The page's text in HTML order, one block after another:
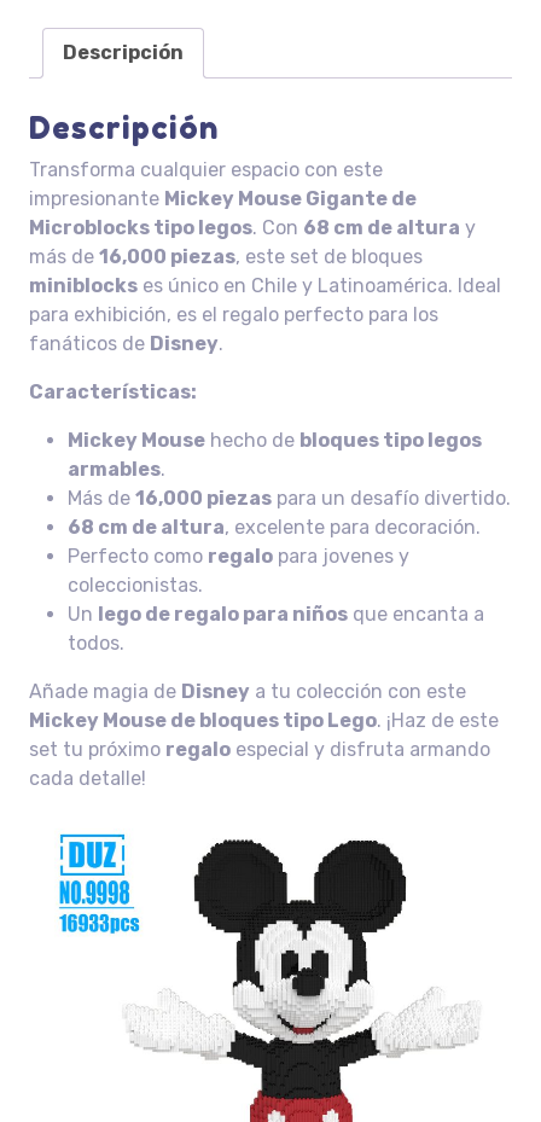
Descripción
Descripción
Transforma cualquier espacio con este
impresionante Mickey Mouse Gigante de
Microblocks tipo legos. Con 68 cm de altura y
más de 16,000 piezas, este set de bloques
miniblocks es único en Chile y Latinoamérica. Ideal
para exhibición, es el regalo perfecto para los
fanáticos de Disney.
Características:
Mickey Mouse hecho de bloques tipo legos
armables.
Más de 16,000 piezas para un desafío divertido.
68 cm de altura, excelente para decoración.
Perfecto como regalo para jovenes y
coleccionistas.
Un lego de regalo para niños que encanta a
todos.
Añade magia de Disney a tu colección con este
Mickey Mouse de bloques tipo Lego. ¡Haz de este
set tu próximo regalo especial y disfruta armando
cada detalle!